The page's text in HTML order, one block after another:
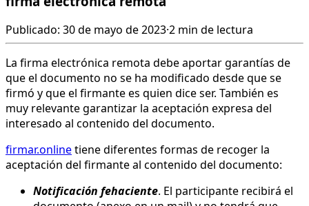
Publicado: 30 de mayo de 2023·2 min de lectura
La firma electrónica remota debe aportar garantías de
que el documento no se ha modificado desde que se
firmó y que el firmante es quien dice ser. También es
muy relevante garantizar la aceptación expresa del
interesado al contenido del documento.
firmar.onlinetiene diferentes formas de recoger la
aceptación del firmante al contenido del documento:
Notificación fehaciente. El participante recibirá el